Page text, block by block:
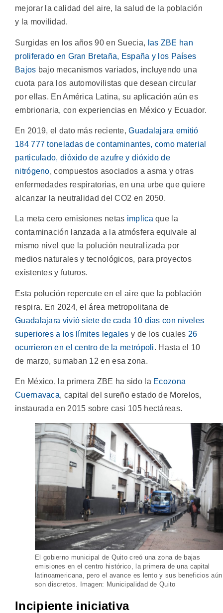
mejorar la calidad del aire, la salud de la población
y la movilidad.
Surgidas en los años 90 en Suecia, las ZBE han
proliferado en Gran Bretaña, España y los Países
Bajos bajo mecanismos variados, incluyendo una
cuota para los automovilistas que desean circular
por ellas. En América Latina, su aplicación aún es
embrionaria, con experiencias en México y Ecuador.
En 2019, el dato más reciente,Guadalajara emitió
184 777 toneladas de contaminantes, como material
particulado, dióxido de azufre y dióxido de
nitrógeno, compuestos asociados a asma y otras
enfermedades respiratorias, en una urbe que quiere
alcanzar la neutralidad del CO2 en 2050.
La meta cero emisiones netas implica que la
contaminación lanzada a la atmósfera equivale al
mismo nivel que la polución neutralizada por
medios naturales y tecnológicos, para proyectos
existentes y futuros.
Esta polución repercute en el aire que la población
respira. En 2024, el área metropolitana de
Guadalajara vivió siete de cada 10 días con niveles
superiores a los límites legales y de los cuales 26
ocurrieron en el centro de la metrópoli. Hasta el 10
de marzo, sumaban 12 en esa zona.
En México, la primera ZBE ha sido la Ecozona
Cuernavaca, capital del sureño estado de Morelos,
instaurada en 2015 sobre casi 105 hectáreas.
El gobierno municipal de Quito creó una zona de bajas
emisiones en el centro histórico, la primera de una capital
latinoamericana, pero el avance es lento y sus beneficios aún
son discretos. Imagen: Municipalidad de Quito
Incipiente iniciativa